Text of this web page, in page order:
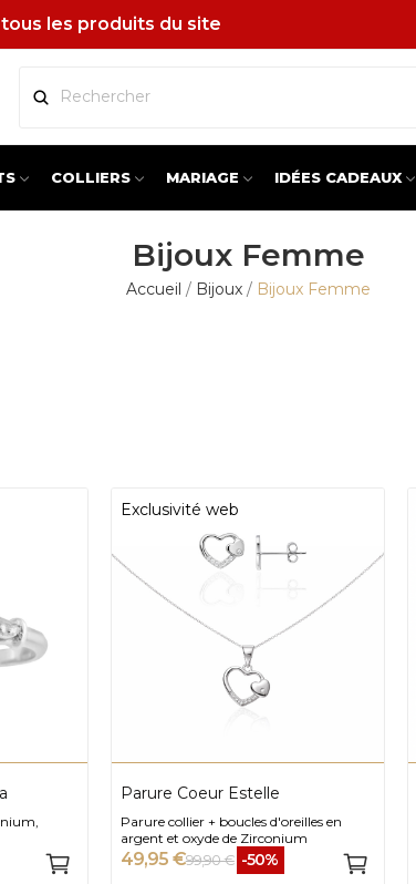
les produits du site
COLLIERS MARIAGE IDÉES CADEAUX
Bijoux Femme
Accueil Bijoux Bijoux Femme
Exclusivité web
Parure Coeur Estelle
Parure collier + boucles d'oreilles en
argent et oxyde de Zirconium
49,95 €99,90 € -50%